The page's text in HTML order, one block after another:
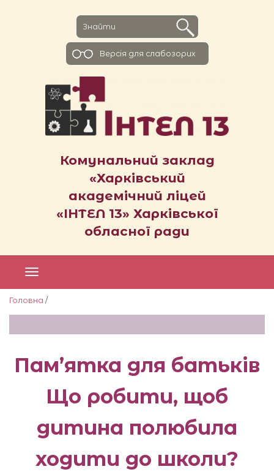
Комунальний заклад
«Харківський
академічний ліцей
«ІНТЕЛ 13» Харківської
обласної ради
Версiя для слабозорих
Головна /
Пам’ятка для батьків
Що робити, щоб
дитина полюбила
ходити до школи?